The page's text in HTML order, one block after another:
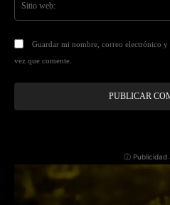
Guardar mi nombre, correo electrónico
vez que comente.
ⓘ Publicidad